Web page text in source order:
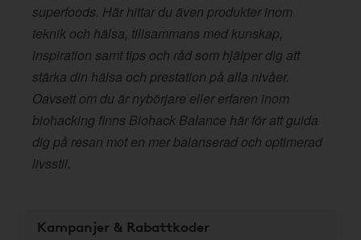
superfoods. Här hittar du även produkter inom
teknik och hälsa, tillsammans med kunskap,
inspiration samt tips och råd som hjälper dig att
stärka din hälsa och prestation på alla nivåer.
Oavsett om du är nybörjare eller erfaren inom
biohacking finns Biohack Balance här för att guida
dig på resan mot en mer balanserad och optimerad
livsstil.
Kampanjer & Rabattkoder